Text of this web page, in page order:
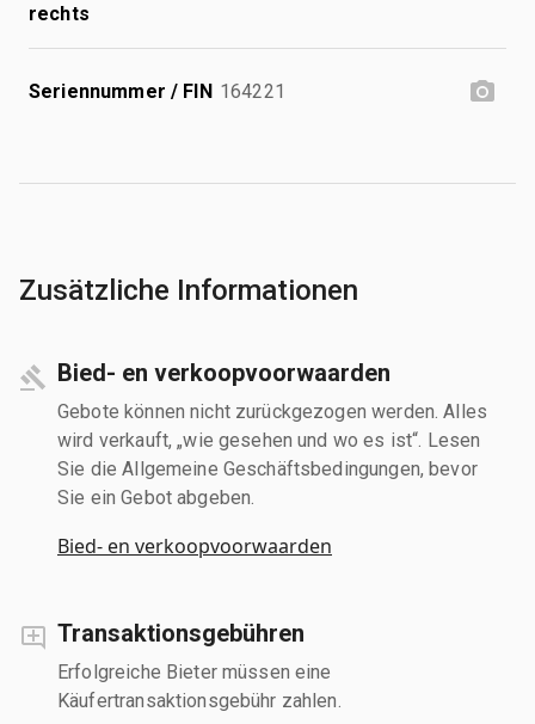
rechts
Seriennummer / FIN 164221
Zusätzliche Informationen
Bied- en verkoopvoorwaarden
Gebote können nicht zurückgezogen werden. Alles
wird verkauft, „wie gesehen und wo es ist“. Lesen
Sie die Allgemeine Geschäftsbedingungen, bevor
Sie ein Gebot abgeben.
Bied- en verkoopvoorwaarden
Transaktionsgebühren
Erfolgreiche Bieter müssen eine
Käufertransaktionsgebühr zahlen.